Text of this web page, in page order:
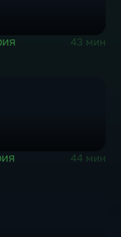
43 мин
44 мин